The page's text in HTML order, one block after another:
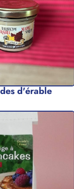
d'érable